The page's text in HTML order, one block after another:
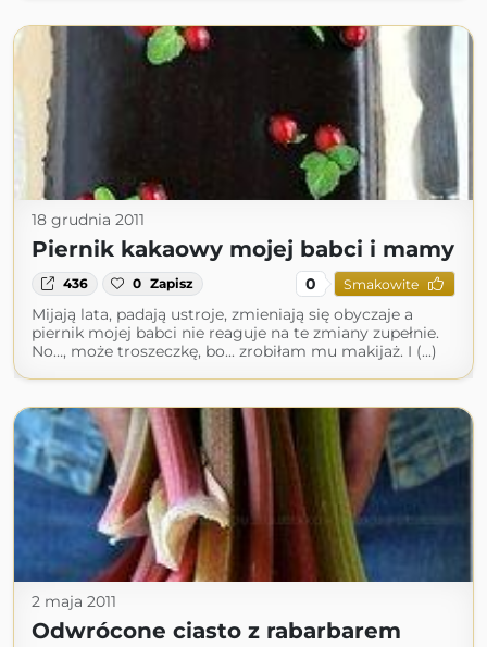
18 grudnia 2011
Piernik kakaowy mojej babci i mamy
436 0 Zapisz 0 Smakowite
Mijają lata, padają ustroje, zmieniają się obyczaje a
piernik mojej babci nie reaguje na te zmiany zupełnie.
No…, może troszeczkę, bo... zrobiłam mu makijaż. I (...)
2 maja 2011
Odwrócone ciasto z rabarbarem